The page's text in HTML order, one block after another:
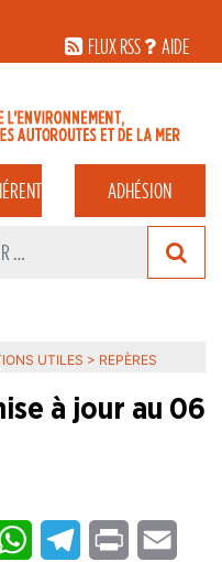
FLUX RSS
AIDE
ADHÉSION
UTILES > REPÈRES
à jour au 06
WhatsAppTelegram
Print